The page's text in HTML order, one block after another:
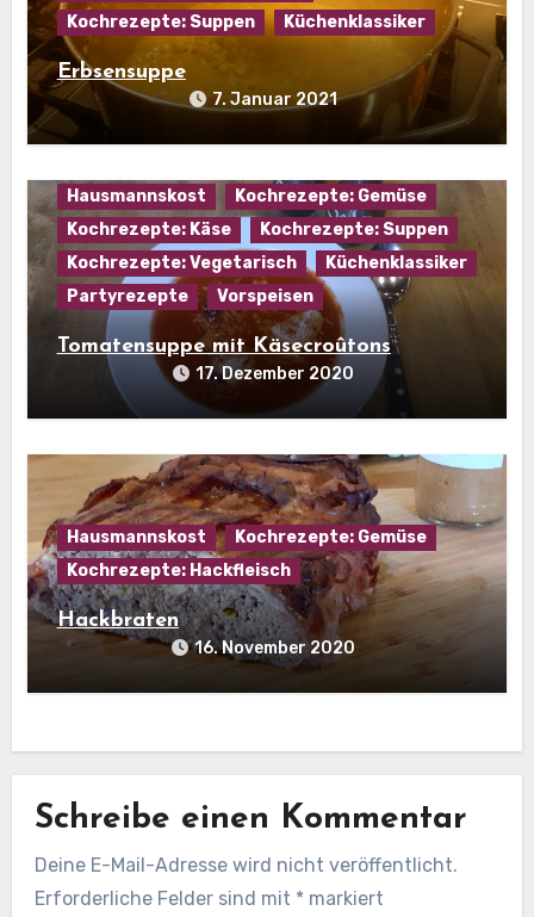
Kochrezepte: Suppen
Küchenklassiker
Erbsensuppe
7. Januar 2021
Hausmannskost
Kochrezepte: Gemüse
Kochrezepte: Käse
Kochrezepte: Suppen
Kochrezepte: Vegetarisch
Küchenklassiker
Partyrezepte
Vorspeisen
Tomatensuppe mit Käsecroûtons
17. Dezember 2020
Hausmannskost
Kochrezepte: Gemüse
Kochrezepte: Hackfleisch
Hackbraten
16. November 2020
Schreibe einen Kommentar
Deine E-Mail-Adresse wird nicht veröffentlicht.
Erforderliche Felder sind mit * markiert